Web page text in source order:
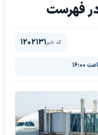
فهرست
کد خبر1202131